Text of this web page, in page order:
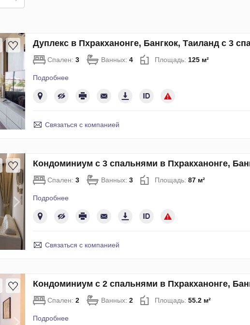
Дуплекс в Пхракханонге, Бангкок, Таиланд с 3
Спален: 3 Ванных: 4 Площадь: 125 м²
Подробнее
Связаться с компанией
Кондоминиум с 3 спальнями в Пхракханонге,
Спален: 3 Ванных: 3 Площадь: 87 м²
Подробнее
Связаться с компанией
Кондоминиум с 2 спальнями в Пхракханонге,
Спален: 2 Ванных: 2 Площадь: 55.2 м²
Подробнее